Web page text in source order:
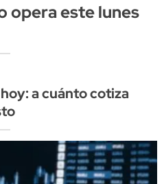
opera este lunes
a cuánto cotiza